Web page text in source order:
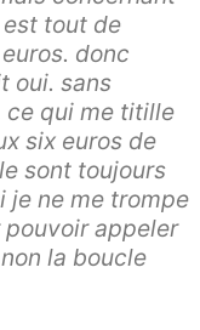
tout de
donc
oui. sans
ce qui me titille
six euros de
sont toujours
je ne me trompe
pouvoir appeler
la boucle